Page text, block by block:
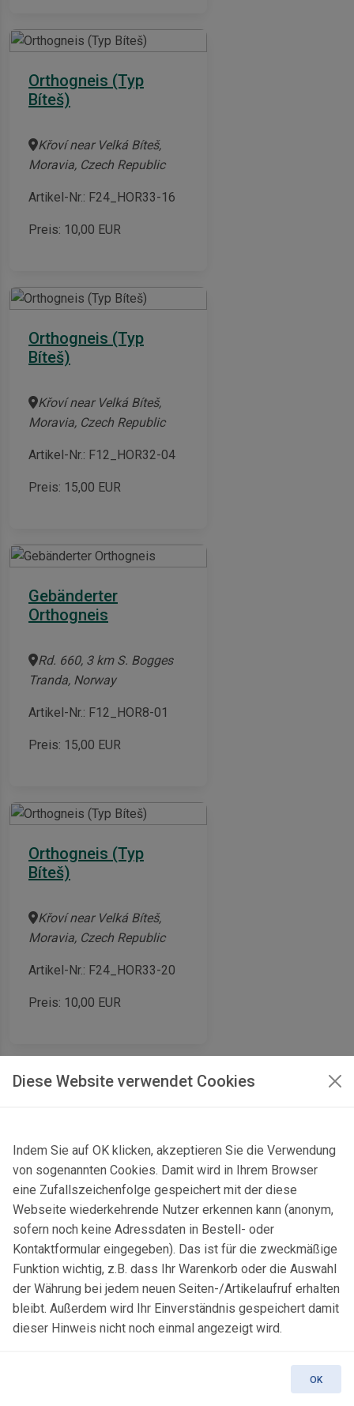
Diese Website verwendet Cookies
Indem Sie auf OK klicken, akzeptieren Sie die Verwendung
von sogenannten Cookies. Damit wird in Ihrem Browser
eine Zufallszeichenfolge gespeichert mit der diese
Webseite wiederkehrende Nutzer erkennen kann (anonym,
sofern noch keine Adressdaten in Bestell- oder
Kontaktformular eingegeben). Das ist für die zweckmäßige
Funktion wichtig, z.B. dass Ihr Warenkorb oder die Auswahl
der Währung bei jedem neuen Seiten-/Artikelaufruf erhalten
bleibt. Außerdem wird Ihr Einverständnis gespeichert damit
dieser Hinweis nicht noch einmal angezeigt wird.
OK
Orthogneis (Typ
Bíteš)
Křoví near Velká Bíteš,
Moravia, Czech Republic
Artikel-Nr.: F24_HOR33-16
Preis: 10,00 EUR
Orthogneis (Typ
Bíteš)
Křoví near Velká Bíteš,
Moravia, Czech Republic
Artikel-Nr.: F12_HOR32-04
Preis: 15,00 EUR
Gebänderter
Orthogneis
Rd. 660, 3 km S. Bogges
Tranda, Norway
Artikel-Nr.: F12_HOR8-01
Preis: 15,00 EUR
Orthogneis (Typ
Bíteš)
Křoví near Velká Bíteš,
Moravia, Czech Republic
Artikel-Nr.: F24_HOR33-20
Preis: 10,00 EUR
Orthogneis (Typ
Bíteš)